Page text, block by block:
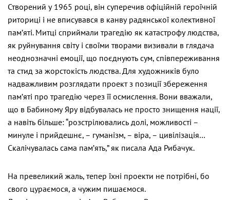
Створений у 1965 році, він суперечив офіційній героїчній
риториці і не вписувався в канву радянської колективної
пам’яті. Митці сприймали трагедію як катастрофу людства,
як руйнування світу і своїми творами визивали в глядача
неоднозначні емоції, що поєднують сум, співпереживання
та стид за жорстокість людства. Для художників було
надважливим розглядати проект з позиції збереження
пам’яті про трагедію через її осмислення. Вони вважали,
що в Бабиному Яру відбувалась не просто знищення нації,
а навіть більше: “розстрілювались долі, можливості –
минуле і прийдешнє, – гуманізм, – віра, – цивілізація…
Скалічувалась сама пам’ять,” як писала Ада Рибачук.
На превеликий жаль, тепер їхні проекти не потрібні, бо
свого цураємося, а чужим пишаємося.